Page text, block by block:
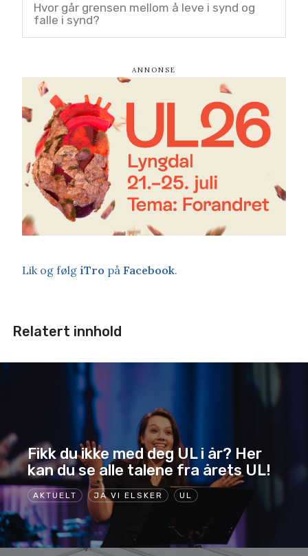
Hvor går grensen mellom å leve i synd og
falle i synd?
Lik og følg iTro på Facebook.
Relatert innhold
AKTUELT JA VI ELSKER UL
Fikk du ikke med deg UL i år? Her
kan du se alle talene fra årets UL!